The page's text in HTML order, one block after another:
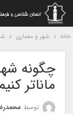
شهر و معماری
چگونه
ماناتر کنیم
توسطمحمدرضا